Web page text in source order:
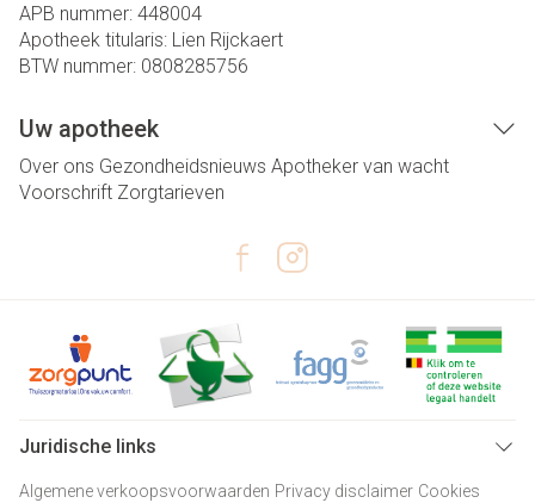
APB nummer: 448004
Apotheek titularis: Lien Rijckaert
BTW nummer: 0808285756
Uw apotheek
Over ons Gezondheidsnieuws Apotheker van wacht
Voorschrift Zorgtarieven
Juridische links
Algemene verkoopsvoorwaarden Privacy disclaimer Cookies